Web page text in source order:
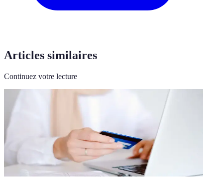
Articles similaires
Continuez votre lecture